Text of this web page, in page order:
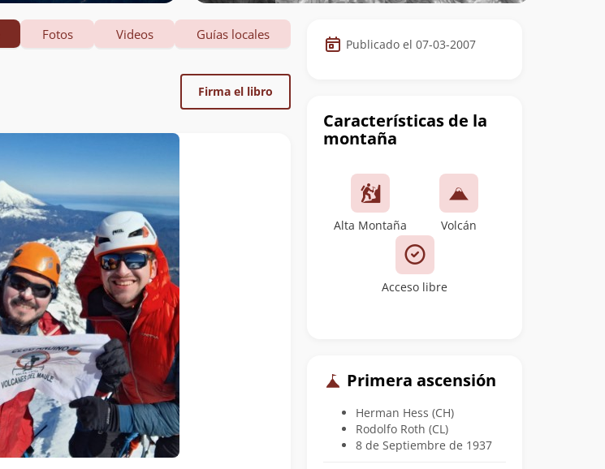
Datos
de
cumbre
Publicado el 07-03-2007
Características de la
montaña
Alta Montaña Volcán
Acceso libre
Primera ascensión
Herman Hess (CH)
Rodolfo Roth (CL)
8 de Septiembre de 1937
Fotos Videos Guías locales
Firma el libro